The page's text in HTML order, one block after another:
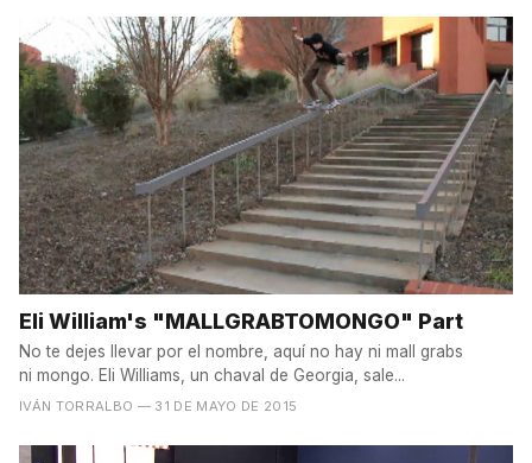
Eli William's "MALLGRABTOMONGO" Part
No te dejes llevar por el nombre, aquí no hay ni mall grabs
ni mongo. Eli Williams, un chaval de Georgia, sale...
IVÁN TORRALBO — 31 DE MAYO DE 2015